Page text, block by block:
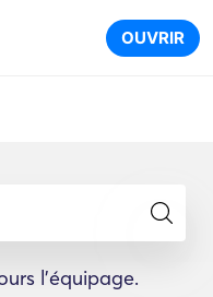
OUVRIR
l'équipage.